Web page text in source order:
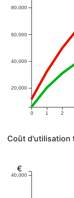
0 1 2
20,000
40,000
60,000
80,000
Coût d'utilisation
40,000
€